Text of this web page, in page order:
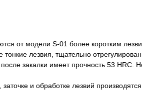
от модели S-01 более коротким
лезвия, тщательно
закалки имеет прочность 53
и обработке лезвий